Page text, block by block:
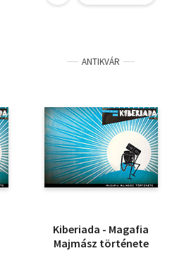
ANTIKVÁR
Kiberiada - Magafia
Majmász története